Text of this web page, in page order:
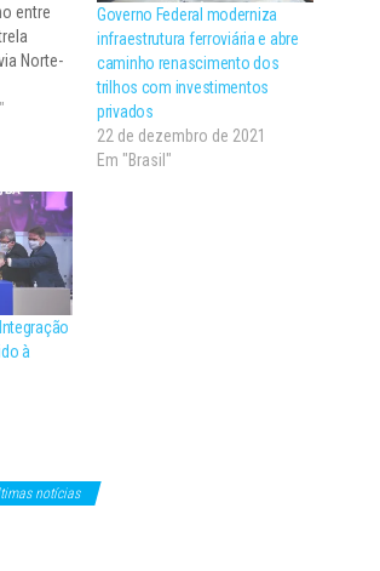
entre
Norte-
Governo Federal moderniza
infraestrutura ferroviária e abre
caminho renascimento dos
trilhos com investimentos
privados
22 de dezembro de 2021
Em "Brasil"
à
notícias